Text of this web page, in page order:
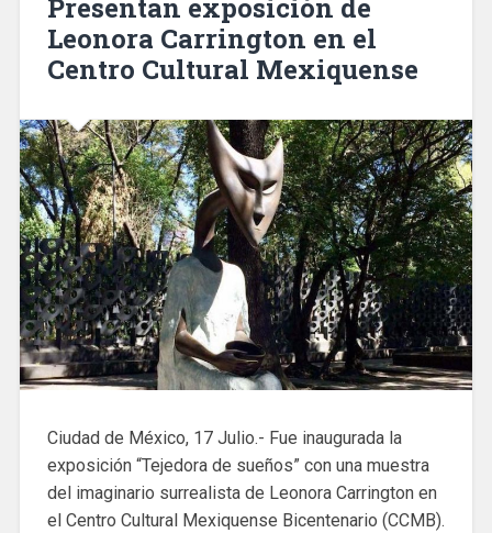
Presentan exposición de
Leonora Carrington en el
Centro Cultural Mexiquense
Ciudad de México, 17 Julio.- Fue inaugurada la
exposición “Tejedora de sueños” con una muestra
del imaginario surrealista de Leonora Carrington en
el Centro Cultural Mexiquense Bicentenario (CCMB).